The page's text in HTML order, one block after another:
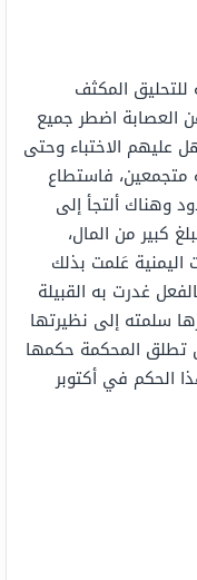
المكثف
العصابة اضطر جميع
عليهم الاختباء وحتى
متجمعين، فاستطاع
وهناك ألتجأ إلى
كبير من المال،
اليمنية عَلمت بذلك
غدرت به القبيلة
سلمته إلى نظيرتها
تطلق المحكمة حكمها
الحكم في أكتوبر